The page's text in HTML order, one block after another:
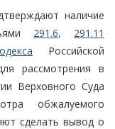
наличие
291.6, 291.11
Российской
рассмотрения в
Верховного Суда
обжалуемого
сделать вывод о